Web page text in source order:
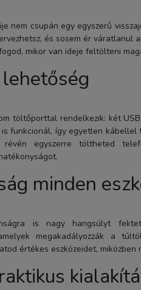
nem csupán egy egyszerű
és sosem ér váratlanul
mikor van ideje feltölteni
töltőporttal rendelkezik: két
funkcionál, így egyetlen
egyszerre töltheted
minden
is nagy hangsúlyt
megakadályozzák a
értékes eszközeidet,